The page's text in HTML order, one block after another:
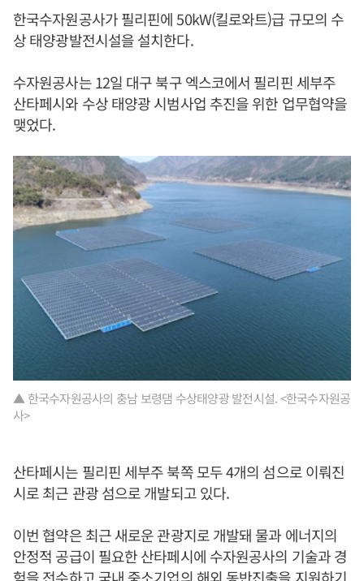
한국수자원공사가 필리핀에 50kW(킬로와트)급 규모의 수
상 태양광발전시설을 설치한다.
수자원공사는 12일 대구 북구 엑스코에서 필리핀 세부주
산타페시와 수상 태양광 시범사업 추진을 위한 업무협약을
맺었다.
▲ 한국수자원공사의 충남 보령댐 수상태양광 발전시설. <한국수자원공
사>
산타페시는 필리핀 세부주 북쪽 모두 4개의 섬으로 이뤄진
시로 최근 관광 섬으로 개발되고 있다.
이번 협약은 최근 새로운 관광지로 개발돼 물과 에너지의
안정적 공급이 필요한 산타페시에 수자원공사의 기술과 경